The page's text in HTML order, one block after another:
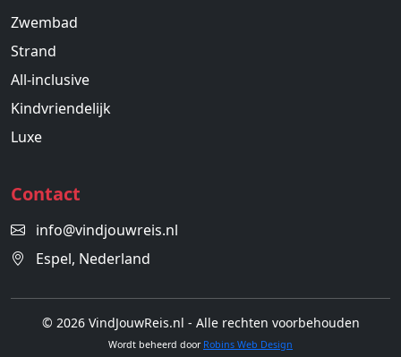
Zwembad
Strand
All-inclusive
Kindvriendelijk
Luxe
Contact
info@vindjouwreis.nl
Espel, Nederland
© 2026 VindJouwReis.nl - Alle rechten voorbehouden
Wordt beheerd door Robins Web Design